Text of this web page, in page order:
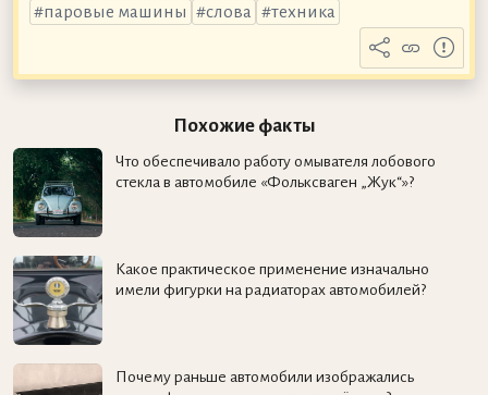
паровые машины
слова техника
Похожие факты
Что обеспечивало работу омывателя лобового
стекла в автомобиле «Фольксваген „Жук“»?
Какое практическое применение изначально
имели фигурки на радиаторах автомобилей?
Почему раньше автомобили изображались